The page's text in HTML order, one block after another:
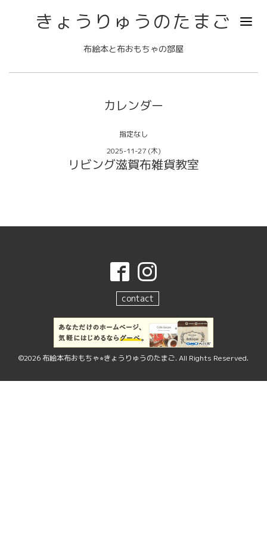
きょうりゅうのたまご
布絵本と布おもちゃの部屋
カレンダー
指定なし
2025-11-27 (木)
リビング滋賀布雑貨教室
contact
©2026布絵本布おもちゃ⭐︎きょうりゅうのたまご. All Rights Reserved.